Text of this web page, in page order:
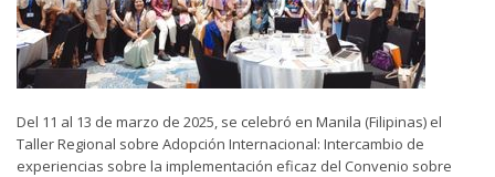
Del 11 al 13 de marzo de 2025, se celebró en Manila (Filipinas) el
Taller Regional sobre Adopción Internacional: Intercambio de
experiencias sobre la implementación eficaz del Convenio sobre